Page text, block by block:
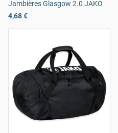
Jambières Glasgow 2.0 JAKO
4,68 €